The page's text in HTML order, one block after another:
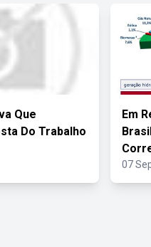
Que
Do Trabalho
Em
07